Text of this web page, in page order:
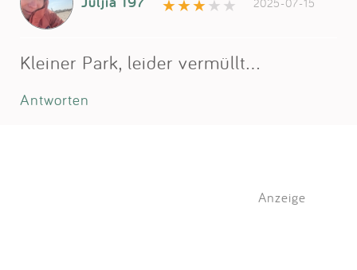
Kleiner Park, leider vermüllt…
Antworten
Anzeige